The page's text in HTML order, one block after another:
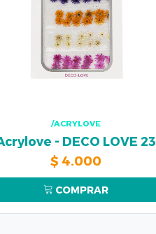
/ACRYLOVE
- DECO LOVE 23
$ 4.000
COMPRAR